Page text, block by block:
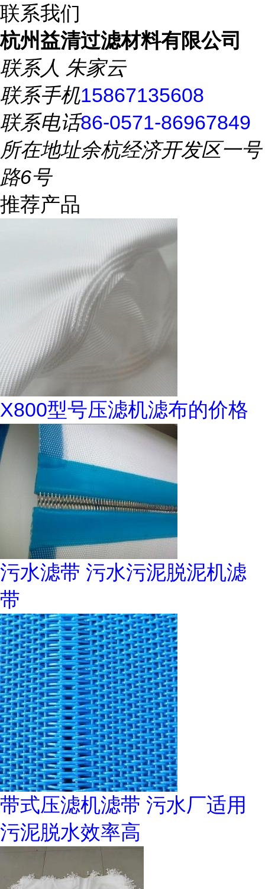
联系我们
杭州益清过滤材料有限公司
联系人 朱家云
联系手机15867135608
联系电话86-0571-86967849
所在地址余杭经济开发区一号
路6号
推荐产品
X800型号压滤机滤布的价格
污水滤带 污水污泥脱泥机滤
带
带式压滤机滤带 污水厂适用
污泥脱水效率高